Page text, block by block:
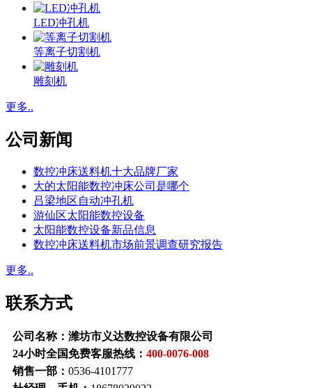
LED冲孔机
等离子切割机
雕刻机
更多..
公司新闻
数控冲床送料机十大品牌厂家
大的太阳能数控冲床公司是哪个
吕梁地区自动冲孔机
游仙区太阳能数控设备
太阳能数控设备新品信息
数控冲床送料机市场前景调查研究报告
更多..
联系方式
公司名称：潍坊市义达数控设备有限公司
24小时全国免费客服热线： 400-0076-008
销售一部： 0536-4101777